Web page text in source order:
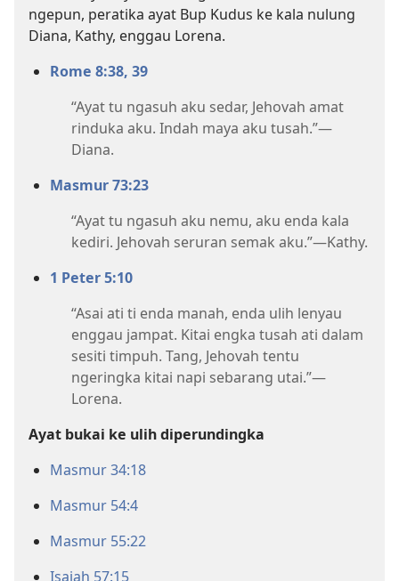
ngepun, peratika ayat Bup Kudus ke kala nulung
Diana, Kathy, enggau Lorena.
Rome 8:38, 39
“Ayat tu ngasuh aku sedar, Jehovah amat
rinduka aku. Indah maya aku tusah.”—
Diana.
Masmur 73:23
“Ayat tu ngasuh aku nemu, aku enda kala
kediri. Jehovah seruran semak aku.”—Kathy.
1 Peter 5:10
“Asai ati ti enda manah, enda ulih lenyau
enggau jampat. Kitai engka tusah ati dalam
sesiti timpuh. Tang, Jehovah tentu
ngeringka kitai napi sebarang utai.”—
Lorena.
Ayat bukai ke ulih diperundingka
Masmur 34:18
Masmur 54:4
Masmur 55:22
Isaiah 57:15